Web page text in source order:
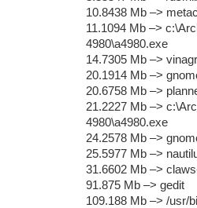
10.8438 Mb –>
11.1094 Mb –>
4980\a4980.exe
14.7305 Mb –>
20.1914 Mb –>
20.6758 Mb –>
21.2227 Mb –>
4980\a4980.exe
24.2578 Mb –>
25.5977 Mb –>
31.6602 Mb –>
91.875 Mb –> gedit
109.188 Mb –> /usr/